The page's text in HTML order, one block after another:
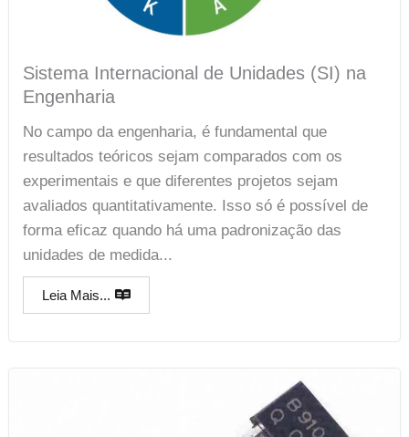
Sistema Internacional de Unidades (SI) na
Engenharia
No campo da engenharia, é fundamental que
resultados teóricos sejam comparados com os
experimentais e que diferentes projetos sejam
avaliados quantitativamente. Isso só é possível de
forma eficaz quando há uma padronização das
unidades de medida...
Leia Mais...